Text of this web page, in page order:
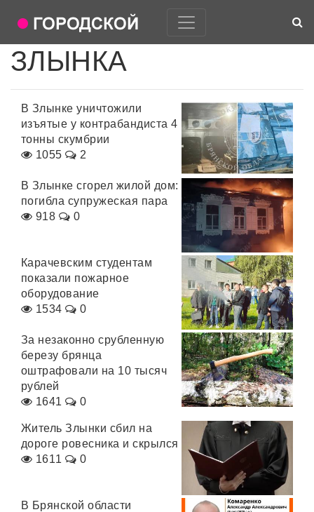
ЗЛЫНКА
В Злынке уничтожили
изъятые у контрабандиста 4
тонны скумбрии
1055
2
В Злынке сгорел жилой дом:
погибла супружеская пара
918
0
Карачевским студентам
показали пожарное
оборудование
1534
0
За незаконно срубленную
березу брянца
оштрафовали на 10 тысяч
рублей
1641
0
Житель Злынки сбил на
дороге ровесника и скрылся
1611
0
В Брянской области